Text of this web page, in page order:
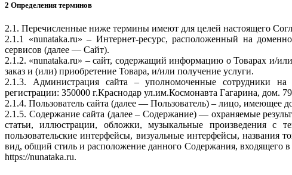
2 Определения терминов
2.1. Перечисленные ниже термины имеют для целей настоящего
2.1.1 «nunataka.ru» – Интернет-ресурс, расположенный на
сервисов (далее — Сайт).
2.1.2. «nunataka.ru» – сайт, содержащий информацию о Товарах и/
заказ и (или) приобретение Товара, и/или получение услуги.
2.1.3. Администрация сайта – уполномоченные
регистрации: 350000 г.Краснодар ул.им.Космонавта Гагарина, дом.
2.1.4. Пользователь сайта (далее — Пользователь) – лицо, имеющее
2.1.5. Содержание сайта (далее – Содержание) — охраняемые
статьи, иллюстрации, обложки, музыкальные произведения с
пользовательские интерфейсы, визуальные интерфейсы,
вид, общий стиль и расположение данного Содержания, входящего в
https://nunataka.ru.